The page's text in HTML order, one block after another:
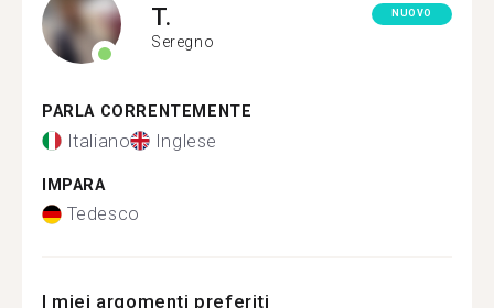
T.
Seregno
NUOVO
PARLA CORRENTEMENTE
Italiano Inglese
IMPARA
Tedesco
I miei argomenti preferiti